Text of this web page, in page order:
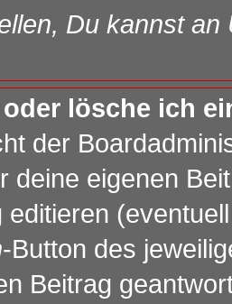
Du kannst
lösche ich
der
deine eigenen
editieren
-Button des
Beitrag